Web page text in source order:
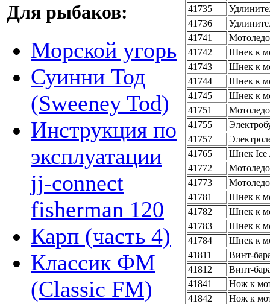
Для рыбаков:
Морской угорь
Суинни Тод
(Sweeney Tod)
Инструкция по
эксплуатации
jj-connect
fisherman 120
Карп (часть 4)
Классик ФМ
(Classic FM)
41735
41736
41741
41742
Шнек к
41743
Шнек к
41744
Шнек к
41745
Шнек к
41751
41755
41757
41765
Шнек Ice
41772
41773
41781
Шнек к
41782
Шнек к
41783
Шнек к
41784
Шнек к
41811
Винт-
41812
Винт-
41841
Нож к
41842
Нож к